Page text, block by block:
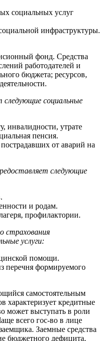
социальных услуг
инфраструктуры.
фонд. Средства
работодателей и
бюджета; ресурсов,
социальные
инвалидности, утрате
пенсия.
от аварий на
следующие
и родам.
профилактории.
страхования
услуги:
помощи.
перечня формируемого
самостоятельным
характеризует кредитные
может выступать в роли
всего гос-во в лице
Заемные средства
бюджетного дефицита,